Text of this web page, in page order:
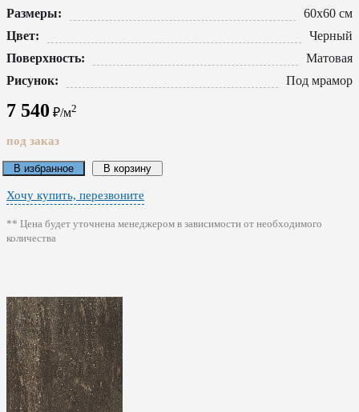
Размеры:
60x60 см
Цвет:
Черный
Поверхность:
Матовая
Рисунок:
Под мрамор
7 540 ₽/м2
под заказ
В избранное В корзину
Хочу купить, перезвоните
** Цена будет уточнена менеджером в зависимости от необходимого
количества